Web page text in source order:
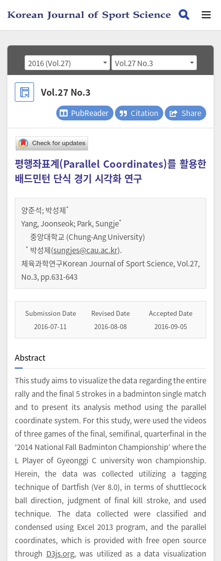
2016 (Vol.27) Vol.27 No.3
Vol.27 No.3
PubReader Citation Share
평행좌표계(Parallel Coordinates)를 활용한
배드민턴 단식 경기 시각화 연구
양준석;박성제*
Yang, Joonseok; Park, Sungje*
중앙대학교 (Chung-Ang University)
* 박성제(sungjes@cau.ac.kr).
체육과학연구Korean Journal of Sport Science,Vol.27,
No.3,pp.631-643
Submission Date
2016-07-11
Revised Date
2016-08-08
Accepted Date
2016-09-05
Abstract
This study aims to visualize the data regarding the entire
rally and the final 5 strokes in a badminton single match
and to present its analysis method using the parallel
coordinate system. For this study, were used the videos
of three games of the final, semifinal, quarterfinal in the
'2014 National Fall Badminton Championship’ where the
L Player of Gyeonggi C university won championship.
Herein, the data was collected utilizing a tagging
technique of Dartfish (Ver 8.0), in terms of shuttlecock
ball direction, judgment of final kill stroke, and used
technique. The data collected were classified and
condensed using Excel 2013 program, and the parallel
coordinates, which is provided with free open source
through D3js.org, was utilized as a data visualization